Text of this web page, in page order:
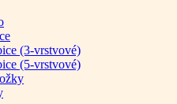
(3-vrstvové)
(5-vrstvové)